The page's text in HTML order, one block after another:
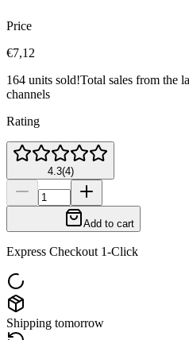
Price
€7,12
164 units sold!Total sales from the
channels
Rating
4.3(4)
Add to cart
Express Checkout 1-Click
Shipping tomorrow